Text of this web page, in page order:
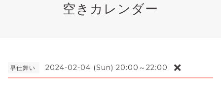
空きカレンダー
早仕舞い 2024-02-04 (Sun) 20:00～22:00 ❌